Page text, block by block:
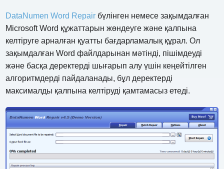
DataNumen Word Repair бүлінген немесе зақымдалған
Microsoft Word құжаттарын жөндеуге және қалпына
келтіруге арналған қуатты бағдарламалық құрал. Ол
зақымдалған Word файлдарынан мәтінді, пішімдеуді
және басқа деректерді шығарып алу үшін кеңейтілген
алгоритмдерді пайдаланады, бұл деректерді
максималды қалпына келтіруді қамтамасыз етеді.